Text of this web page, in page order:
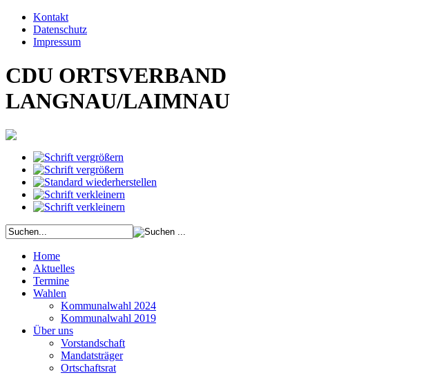
Kontakt
Datenschutz
Impressum
CDU ORTSVERBAND
LANGNAU/LAIMNAU
Home
Aktuelles
Termine
Wahlen
Kommunalwahl 2024
Kommunalwahl 2019
Über uns
Vorstandschaft
Mandatsträger
Ortschaftsrat